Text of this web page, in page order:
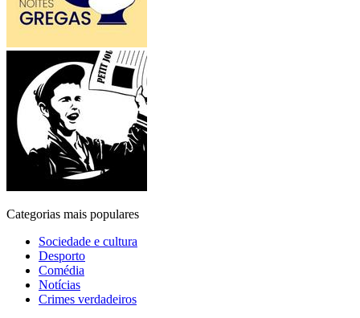
Categorias mais populares
Sociedade e cultura
Desporto
Comédia
Notícias
Crimes verdadeiros